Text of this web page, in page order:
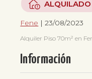
ALQUILADO
Fene | 23/08/2023
Alquiler Piso 70m² en
Información